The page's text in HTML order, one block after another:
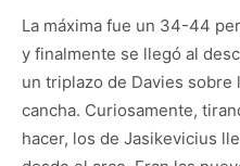
La máxima fue un 34-44
y finalmente se llegó al
un triplazo de Davies sobre
cancha. Curiosamente,
hacer, los de Jasikevicius